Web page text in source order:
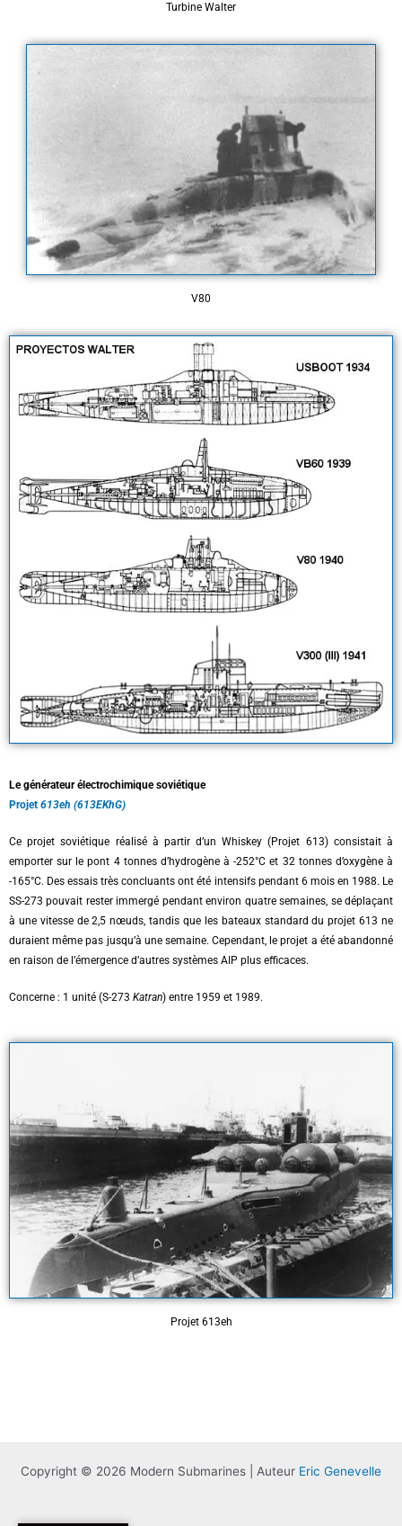
Turbine Walter
V80
Le générateur électrochimique soviétique
Projet 613eh (613EKhG)
Ce projet soviétique réalisé à partir d’un Whiskey (Projet 613) consistait à
emporter sur le pont 4 tonnes d’hydrogène à -252°C et 32 tonnes d’oxygène à
-165°C. Des essais très concluants ont été intensifs pendant 6 mois en 1988. Le
SS-273 pouvait rester immergé pendant environ quatre semaines, se déplaçant
à une vitesse de 2,5 nœuds, tandis que les bateaux standard du projet 613 ne
duraient même pas jusqu’à une semaine. Cependant, le projet a été abandonné
en raison de l’émergence d’autres systèmes AIP plus efficaces.
Concerne : 1 unité (S-273 Katran) entre 1959 et 1989.
Projet 613eh
Copyright © 2026 Modern Submarines | Auteur Eric Genevelle